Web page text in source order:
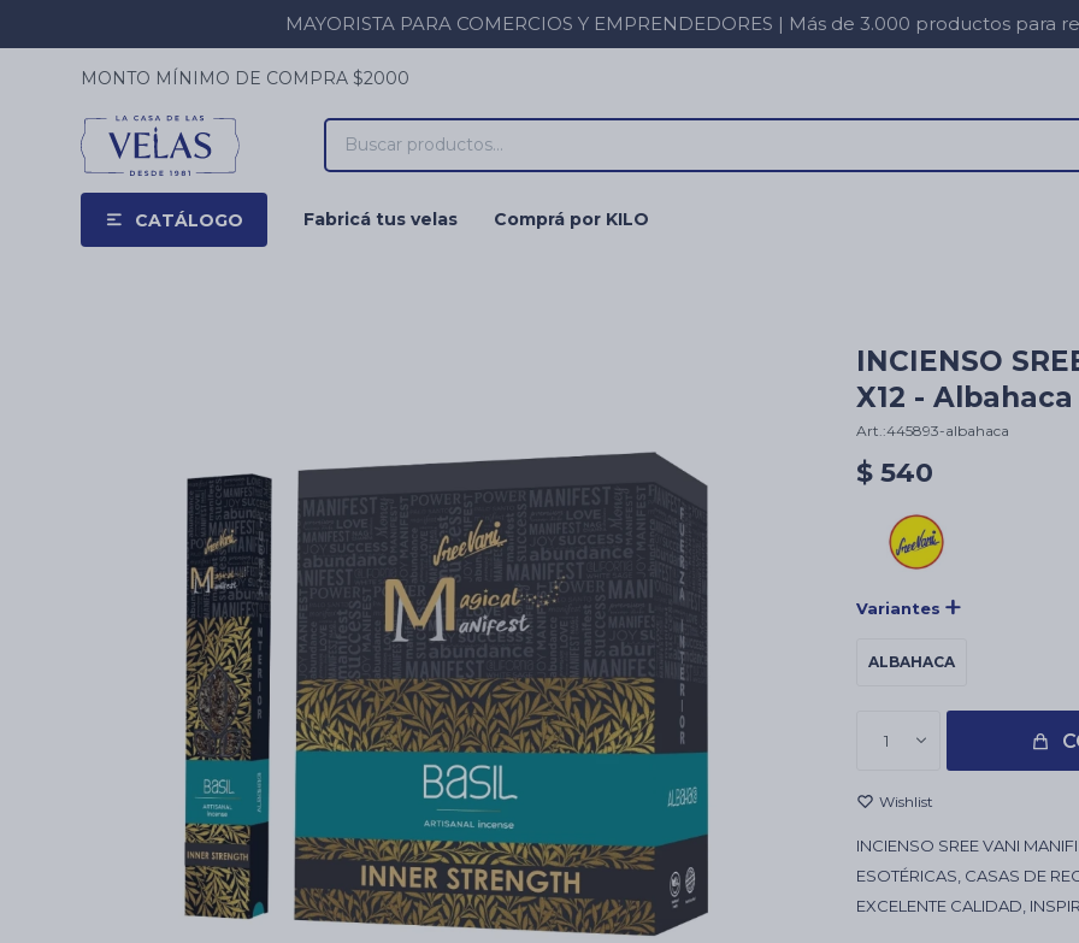
MAYORISTA PARA COMERCIOS Y EMPRENDEDORES | Más de 3.000 productos para
CATÁLOGO Fabricá tus velas Comprá por KILO
MONTO MÍNIMO DE COMPRA $2000
INCIENSO
X12 - Albahaca
445893-albahaca
$ 540
Variantes
ALBAHACA
1
INCIENSO SREE VANI
ESOTÉRICAS, CASAS DE
EXCELENTE CALIDAD,